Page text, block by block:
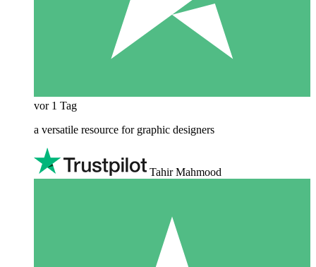
vor 1 Tag
a versatile resource for graphic designers
Tahir Mahmood